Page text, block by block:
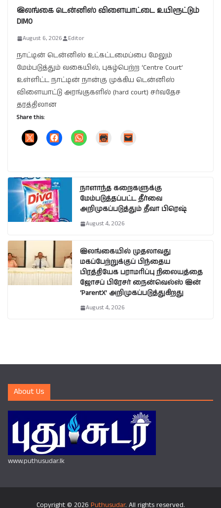
இலங்கை டென்னிஸ் விளையாட்டை உயிரூட்டும்
DIMO
August 6, 2026 Editor
நாட்டின் டென்னிஸ் உட்கட்டமைப்பை மேலும்
மேம்படுத்தும் வகையில், புகழ்பெற்ற ‘Centre Court’
உள்ளிட்ட நாட்டின் நான்கு முக்கிய டென்னிஸ்
விளையாட்டு அரங்குகளில் (hard court) சர்வதேச
தரத்திலான
Share this:
நாளாந்த கறைகளுக்கு
மேம்படுத்தப்பட்ட தீர்வை
அறிமுகப்படுத்தும் தீவா பிரெஷ்
August 4, 2026
இலங்கையில் முதலாவது
மகப்பேற்றுக்குப் பிந்தைய
பிரத்தியேக பராமரிப்பு நிலையத்தை
ஜோசப் பிரேசர் நைன்வெல்ஸ் இன்
‘ParentX’ அறிமுகப்படுத்துகிறது
August 4, 2026
About Us
www.puthusudar.lk
Copyright © 2026 Puthusudar. All rights reserved.